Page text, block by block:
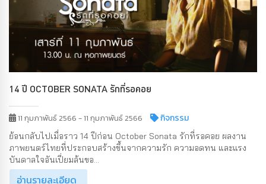
14 ปี OCTOBER SONATA รักที่รอคอย
11 กุมภาพันธ์ 2566 - 11 กุมภาพันธ์ 2566 กิจกรรม
ย้อนกลับไปเมื่อราว 14 ปีก่อน October Sonata รักที่รอคอย ผลงาน
ภาพยนตร์ไทยที่ประกอบสร้างขึ้นจากความรัก ความอดทน และแรง
บันดาลใจอันเปี่ยมล้นขอ...
อ่านรายละเอียด